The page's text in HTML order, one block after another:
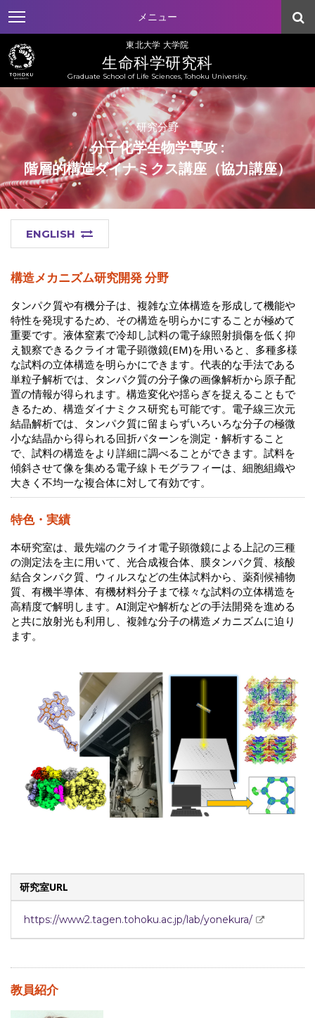
メニュー
東北大学 大学院
生命科学研究科
Graduate School of Life Sciences, Tohoku University.
研究分野
分子化学生物学専攻 :
階層的構造ダイナミクス講座（協力講座）
ENGLISH
構造メカニズム研究開発 分野
タンパク質や有機分子は、複雑な立体構造を形成して機能や
特性を発現するため、その構造を明らかにすることが極めて
重要です。液体窒素で冷却し試料の電子線照射損傷を低く抑
え観察できるクライオ電子顕微鏡(EM)を用いると、多種多様
な試料の立体構造を明らかにできます。代表的な手法である
単粒子解析では、タンパク質の分子像の画像解析から原子配
置の情報が得られます。構造変化や揺らぎを捉えることもで
きるため、構造ダイナミクス研究も可能です。電子線三次元
結晶解析では、タンパク質に留まらずいろいろな分子の極微
小な結晶から得られる回折パターンを測定・解析すること
で、試料の構造をより詳細に調べることができます。試料を
傾斜させて像を集める電子線トモグラフィーは、細胞組織や
大きく不均一な複合体に対して有効です。
特色・実績
本研究室は、最先端のクライオ電子顕微鏡による上記の三種
の測定法を主に用いて、光合成複合体、膜タンパク質、核酸
結合タンパク質、ウィルスなどの生体試料から、薬剤候補物
質、有機半導体、有機材料分子まで様々な試料の立体構造を
高精度で解明します。AI測定や解析などの手法開発を進める
と共に放射光も利用し、複雑な分子の構造メカニズムに迫り
ます。
研究室URL
https://www2.tagen.tohoku.ac.jp/lab/yonekura/
教員紹介